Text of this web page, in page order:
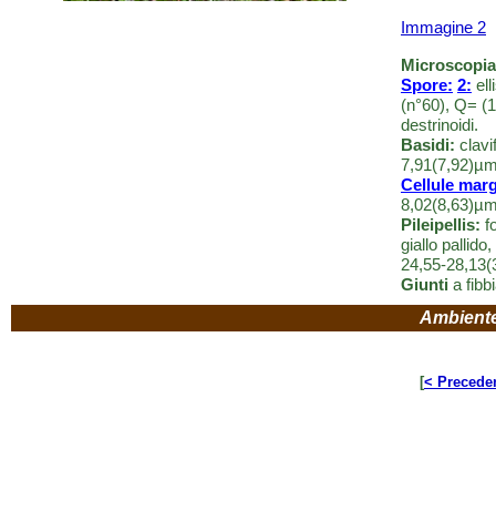
Immagine 2
Spore: 2:
(n°60), Q=
destrinoidi.
Basidi:
Cellule
Pileipellis:
giallo
24,55-
Giunti a
[<